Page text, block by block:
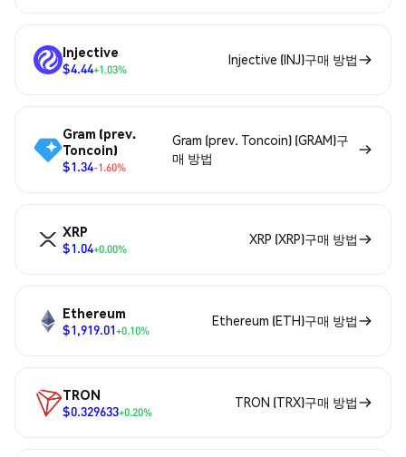
Injective
$4.44+1.03%
Injective (INJ)구매 방법
Gram (prev.
Toncoin)
$1.34-1.60%
Gram (prev. Toncoin) (GRAM)구
매 방법
XRP
$1.04+0.00%
XRP (XRP)구매 방법
Ethereum
$1,919.01+0.10%
Ethereum (ETH)구매 방법
TRON
$0.329633+0.20%
TRON (TRX)구매 방법